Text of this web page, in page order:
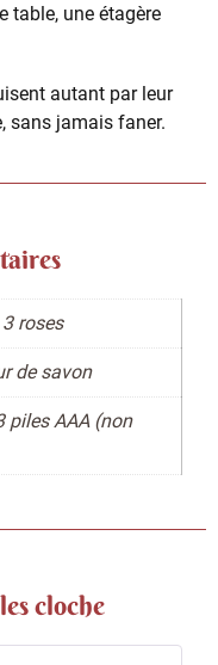
table, une étagère
autant par leur
sans jamais faner.
roses
de savon
piles AAA (non
cloche